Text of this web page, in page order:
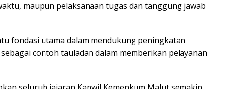
maupun pelaksanaan tugas dan tanggung jawab
fondasi utama dalam mendukung peningkatan
contoh tauladan dalam memberikan pelayanan